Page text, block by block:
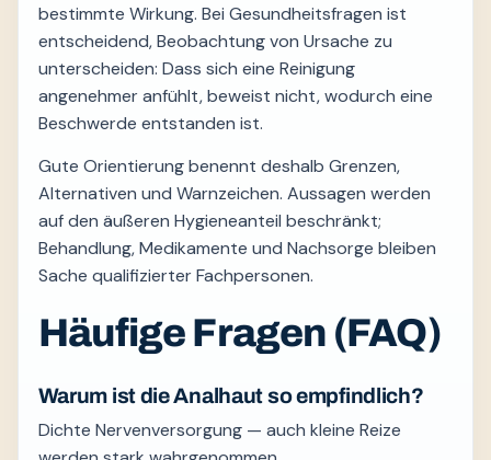
bestimmte Wirkung. Bei Gesundheitsfragen ist
entscheidend, Beobachtung von Ursache zu
unterscheiden: Dass sich eine Reinigung
angenehmer anfühlt, beweist nicht, wodurch eine
Beschwerde entstanden ist.
Gute Orientierung benennt deshalb Grenzen,
Alternativen und Warnzeichen. Aussagen werden
auf den äußeren Hygieneanteil beschränkt;
Behandlung, Medikamente und Nachsorge bleiben
Sache qualifizierter Fachpersonen.
Häufige Fragen (FAQ)
Warum ist die Analhaut so empfindlich?
Dichte Nervenversorgung — auch kleine Reize